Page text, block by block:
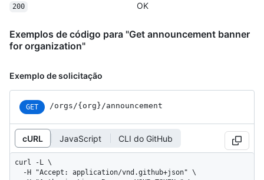
200 OK
Exemplos de código para "Get announcement banner
for organization"
Exemplo de solicitação
GET /orgs/{org}/announcement
cURL JavaScript CLI do GitHub
curl -L \